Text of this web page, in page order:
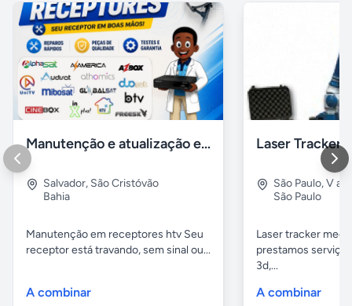
Manutenção e atualização em receptores Htv em Salvador Ba
Salvador, São Cristóvão
Bahia
Manutenção em receptores htv Seu
receptor está travando, sem sinal ou...
A combinar
São Paulo,V
São Paulo
Laser tracker
prestamos
3d,...
A combinar